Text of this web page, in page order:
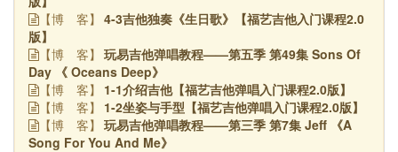
【博 客】
4-3吉他独奏《生日歌》【福艺吉他入门课程2.0
版】
【博 客】
玩易吉他弹唱教程——第五季 第49集 Sons Of
Day 《 Oceans Deep》
【博 客】 1-1介绍吉他【福艺吉他弹唱入门课程2.0版】
【博 客】 1-2坐姿与手型【福艺吉他弹唱入门课程2.0版】
【博 客】
玩易吉他弹唱教程——第三季 第7集 Jeff 《A
Song For You And Me》